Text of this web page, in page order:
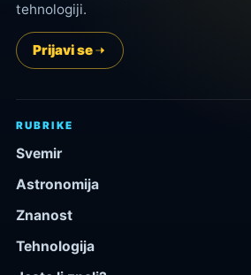
tehnologiji.
Prijavi se
RUBRIKE
Svemir
Astronomija
Znanost
Tehnologija